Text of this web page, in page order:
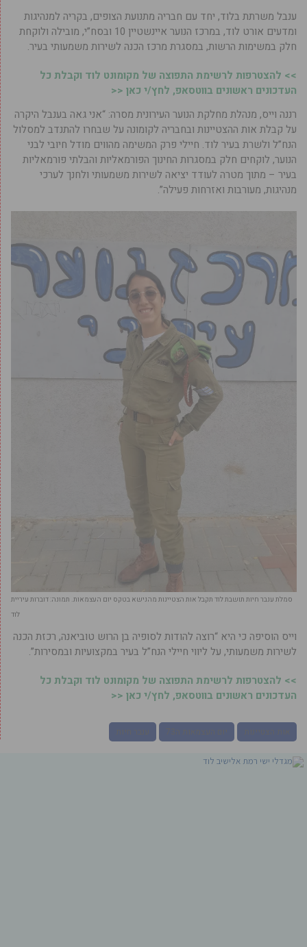
ענבל משרתת בלוד, יחד עם חבריה מתנועת הצופים, בקריה למנהיגות
ומדעים אורט לוד, במרכז הנוער איינשטיין 10 ובסח”י, מובילה ולוקחת
חלק במשימות הרשות, במסגרת מרכז הכנה לשירות משמעותי בעיר.
>> להצטרפות לרשימת התפוצה של מקומונט לוד וקבלת כל
העדכונים ראשונים בווטסאפ, לחץ/י כאן <<
רננה וייס, מנהלת מחלקת הנוער העירונית מסרה: “אני גאה בענבל היקרה
על קבלת אות ההצטיינות ובחבריה לקומונה על שבחרו להתנדב למסלול
הנח”ל ולשרת בעיר לוד. חיילי פרק המשימה מהווים מודל חיובי לבני
הנוער, לוקחים חלק במסגרות החינוך הפורמאליות והבלתי פורמאליות
בעיר – מתוך מטרה לעודד יציאה לשירות משמעותי ולחנך לערכי
מנהיגות, מעורבות ואזרחות פעילה”.
סמלת ענבר חיות תושבת לוד תקבל אות הצטיינות מהנישא בטקס יום העצמאות. תמונה: דוברות עיריית
לוד
וייס הוסיפה כי היא “רוצה להודות לסופיה בן הרוש טוביאנה, רכזת הכנה
לשירות משמעותי, על ליווי חיילי הנח”ל בעיר במקצועיות ובמסירות”.
>> להצטרפות לרשימת התפוצה של מקומונט לוד וקבלת כל
העדכונים ראשונים בווטסאפ, לחץ/י כאן <<